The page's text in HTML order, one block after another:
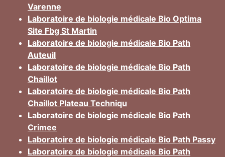
Varenne
Laboratoire de biologie médicale Bio Optima
Site Fbg St Martin
Laboratoire de biologie médicale Bio Path
Auteuil
Laboratoire de biologie médicale Bio Path
Chaillot
Laboratoire de biologie médicale Bio Path
Chaillot Plateau Techniqu
Laboratoire de biologie médicale Bio Path
Crimee
Laboratoire de biologie médicale Bio Path Passy
Laboratoire de biologie médicale Bio Path